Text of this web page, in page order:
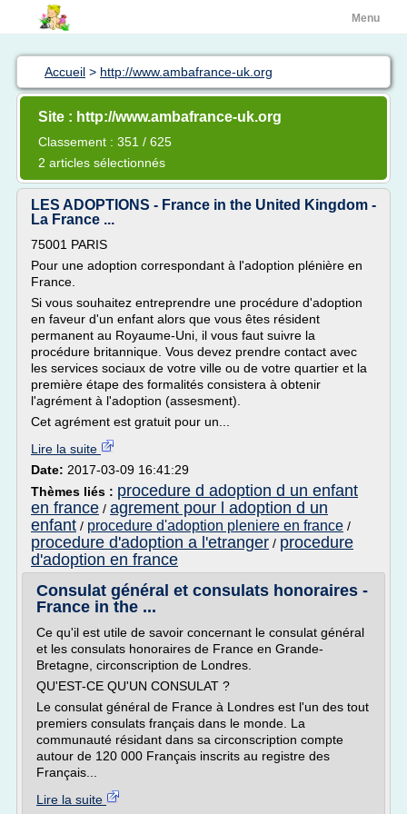
Menu
Accueil > http://www.ambafrance-uk.org
Site : http://www.ambafrance-uk.org
Classement : 351 / 625
2 articles sélectionnés
LES ADOPTIONS - France in the United Kingdom -
La France ...
75001 PARIS
Pour une adoption correspondant à l'adoption plénière en
France.
Si vous souhaitez entreprendre une procédure d'adoption
en faveur d'un enfant alors que vous êtes résident
permanent au Royaume-Uni, il vous faut suivre la
procédure britannique. Vous devez prendre contact avec
les services sociaux de votre ville ou de votre quartier et la
première étape des formalités consistera à obtenir
l'agrément à l'adoption (assesment).
Cet agrément est gratuit pour un...
Lire la suite
Date: 2017-03-09 16:41:29
Thèmes liés : procedure d adoption d un enfant
en france / agrement pour l adoption d un
enfant / procedure d'adoption pleniere en france /
procedure d'adoption a l'etranger / procedure
d'adoption en france
Consulat général et consulats honoraires -
France in the ...
Ce qu'il est utile de savoir concernant le consulat général
et les consulats honoraires de France en Grande-
Bretagne, circonscription de Londres.
QU'EST-CE QU'UN CONSULAT ?
Le consulat général de France à Londres est l'un des tout
premiers consulats français dans le monde. La
communauté résidant dans sa circonscription compte
autour de 120 000 Français inscrits au registre des
Français...
Lire la suite